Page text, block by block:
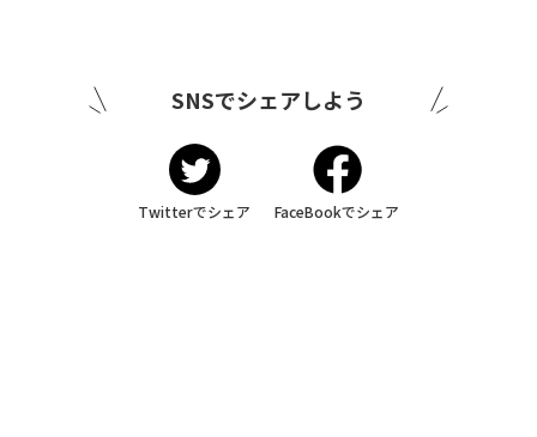
SNSでシェアしよう
Twitterでシェア FaceBookでシェア